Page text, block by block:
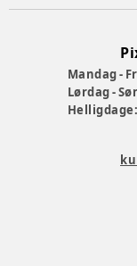
Mandag -
Lørdag -